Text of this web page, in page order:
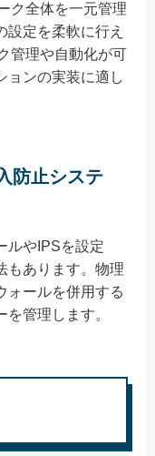
ク全体を一元管理
設定を柔軟に行え
管理や自動化が可
ョンの実装に適し
防止システ
ルやIPSを設定
もあります。物理
ォールを併用する
管理します。